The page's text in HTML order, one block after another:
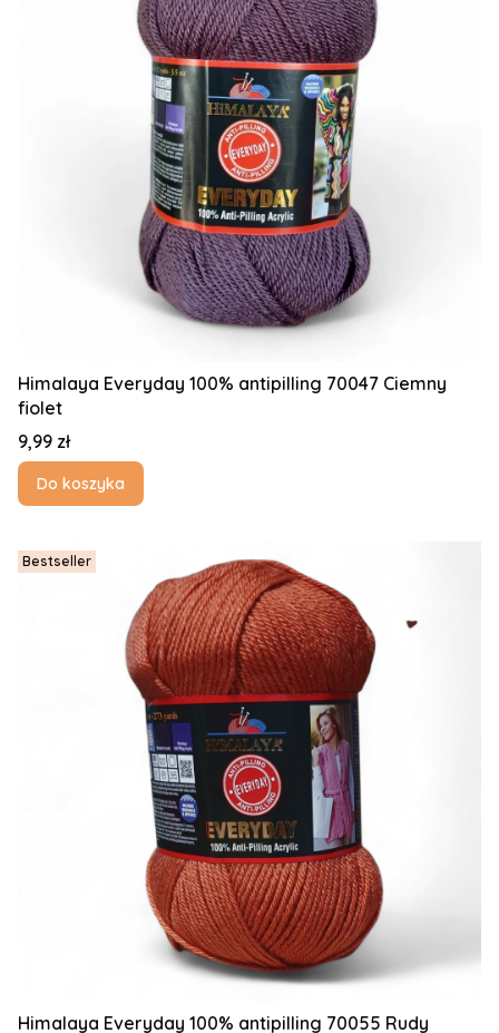
Himalaya Everyday 100% antipilling 70047 Ciemny
fiolet
Cena
9,99 zł
Do koszyka
Bestseller
Himalaya Everyday 100% antipilling 70055 Rudy